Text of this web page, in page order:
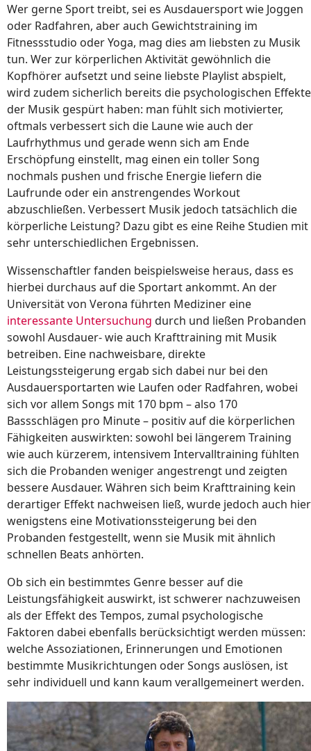
Wer gerne Sport treibt, sei es Ausdauersport wie Joggen
oder Radfahren, aber auch Gewichtstraining im
Fitnessstudio oder Yoga, mag dies am liebsten zu Musik
tun. Wer zur körperlichen Aktivität gewöhnlich die
Kopfhörer aufsetzt und seine liebste Playlist abspielt,
wird zudem sicherlich bereits die psychologischen Effekte
der Musik gespürt haben: man fühlt sich motivierter,
oftmals verbessert sich die Laune wie auch der
Laufrhythmus und gerade wenn sich am Ende
Erschöpfung einstellt, mag einen ein toller Song
nochmals pushen und frische Energie liefern die
Laufrunde oder ein anstrengendes Workout
abzuschließen. Verbessert Musik jedoch tatsächlich die
körperliche Leistung? Dazu gibt es eine Reihe Studien mit
sehr unterschiedlichen Ergebnissen.
Wissenschaftler fanden beispielsweise heraus, dass es
hierbei durchaus auf die Sportart ankommt. An der
Universität von Verona führten Mediziner eine
interessante Untersuchung durch und ließen Probanden
sowohl Ausdauer- wie auch Krafttraining mit Musik
betreiben. Eine nachweisbare, direkte
Leistungssteigerung ergab sich dabei nur bei den
Ausdauersportarten wie Laufen oder Radfahren, wobei
sich vor allem Songs mit 170 bpm – also 170
Bassschlägen pro Minute – positiv auf die körperlichen
Fähigkeiten auswirkten: sowohl bei längerem Training
wie auch kürzerem, intensivem Intervalltraining fühlten
sich die Probanden weniger angestrengt und zeigten
bessere Ausdauer. Währen sich beim Krafttraining kein
derartiger Effekt nachweisen ließ, wurde jedoch auch hier
wenigstens eine Motivationssteigerung bei den
Probanden festgestellt, wenn sie Musik mit ähnlich
schnellen Beats anhörten.
Ob sich ein bestimmtes Genre besser auf die
Leistungsfähigkeit auswirkt, ist schwerer nachzuweisen
als der Effekt des Tempos, zumal psychologische
Faktoren dabei ebenfalls berücksichtigt werden müssen:
welche Assoziationen, Erinnerungen und Emotionen
bestimmte Musikrichtungen oder Songs auslösen, ist
sehr individuell und kann kaum verallgemeinert werden.